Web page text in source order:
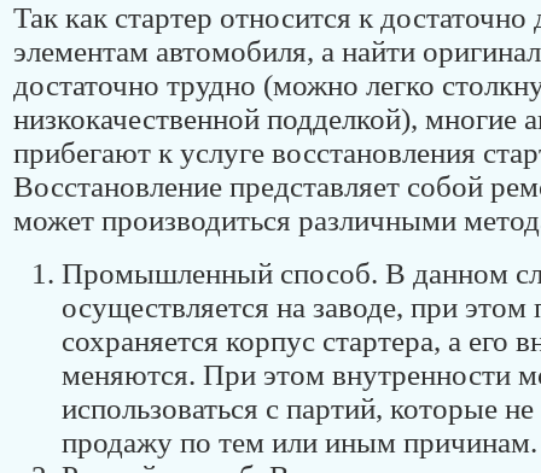
Так как стартер относится к
элементам автомобиля, а найти
достаточно трудно (можно легко
низкокачественной подделкой), многие
прибегают к услуге восстановления
Восстановление представляет собой
может производиться различными
Промышленный способ. В данном
осуществляется на заводе, при
сохраняется корпус стартера, а его
меняются. При этом внутренности
использоваться с партий, которые
продажу по тем или иным причинам.